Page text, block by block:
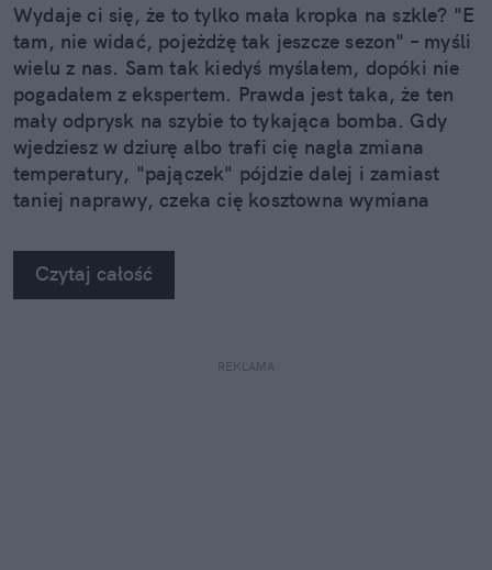
Wydaje ci się, że to tylko mała kropka na szkle? "E
tam, nie widać, pojeżdżę tak jeszcze sezon" – myśli
wielu z nas. Sam tak kiedyś myślałem, dopóki nie
pogadałem z ekspertem. Prawda jest taka, że ten
mały odprysk na szybie to tykająca bomba. Gdy
wjedziesz w dziurę albo trafi cię nagła zmiana
temperatury, "pajączek" pójdzie dalej i zamiast
taniej naprawy, czeka cię kosztowna wymiana
na własne oczy zobaczyć, jak profesjonaliści radzą
sobie z takimi uszkodzeniami.
Czytaj całość
REKLAMA